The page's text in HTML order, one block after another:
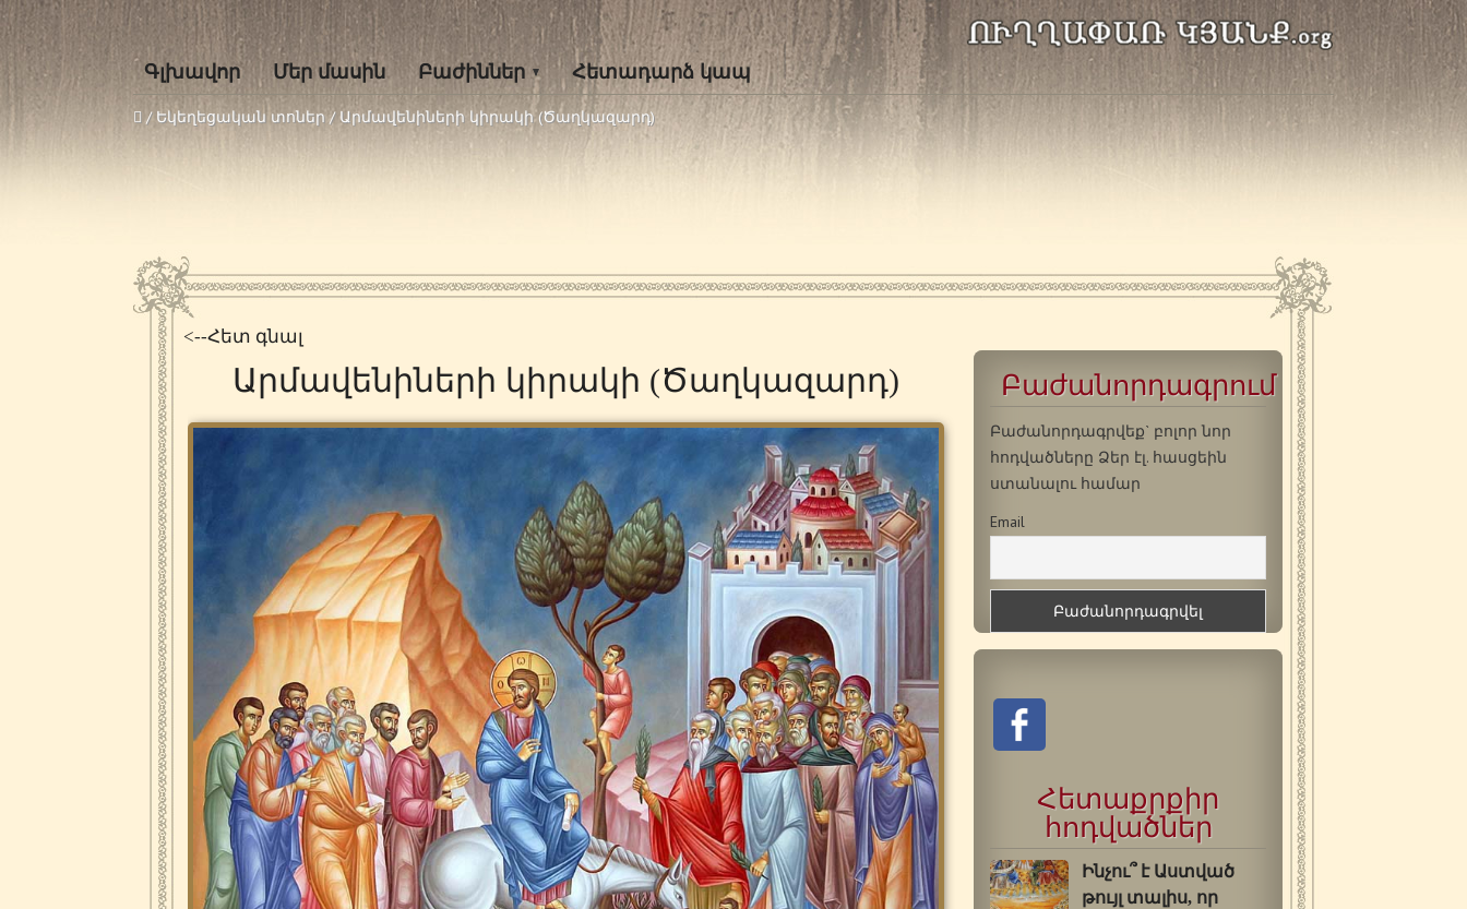
Գլխավոր Մեր մասին Բաժիններ Հետադարձ կապ
/ Եկեղեցական տոներ / Արմավենիների կիրակի (Ծաղկազարդ)
<--Հետ գնալ
Արմավենիների կիրակի (Ծաղկազարդ) Բաժանորդագրում
Բաժանորդագրվեք` բոլոր նոր
հոդվածները Ձեր էլ. հասցեին
ստանալու համար
Email
Հետաքրքիր
հոդվածներ
Ինչու՞ է Աստված
թույլ տալիս, որ